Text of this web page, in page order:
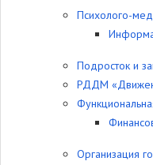
Психолого-
Подросток и
РДДМ
Организация